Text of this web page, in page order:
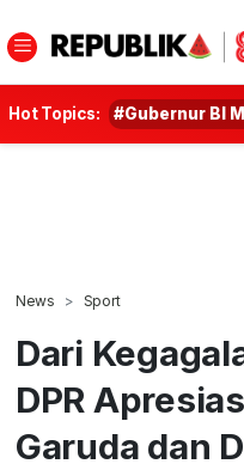
Hot Topics: #Gubernur BI
News Sport
Dari
DPR
Garuda dan